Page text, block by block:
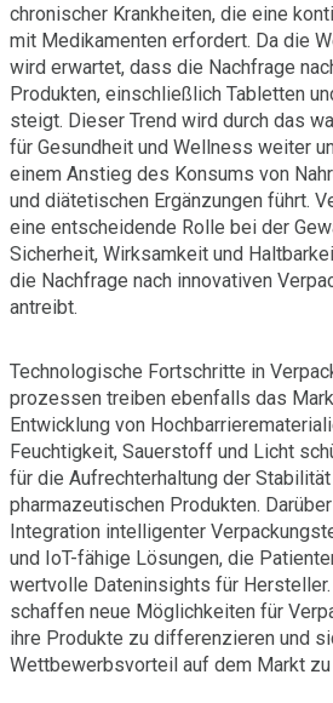
chronischer Krankheiten, die eine
mit Medikamenten erfordert. Da die
wird erwartet, dass die Nachfrage
Produkten, einschließlich Tabletten
steigt. Dieser Trend wird durch das
für Gesundheit und Wellness weiter
einem Anstieg des Konsums von
und diätetischen Ergänzungen führt.
eine entscheidende Rolle bei der
Sicherheit, Wirksamkeit und
die Nachfrage nach innovativen
antreibt.
Technologische Fortschritte in
prozessen treiben ebenfalls das
Entwicklung von
Feuchtigkeit, Sauerstoff und Licht
für die Aufrechterhaltung der
pharmazeutischen Produkten.
Integration intelligenter
und IoT-fähige Lösungen, die
wertvolle Dateninsights für
schaffen neue Möglichkeiten für
ihre Produkte zu differenzieren und
Wettbewerbsvorteil auf dem Markt